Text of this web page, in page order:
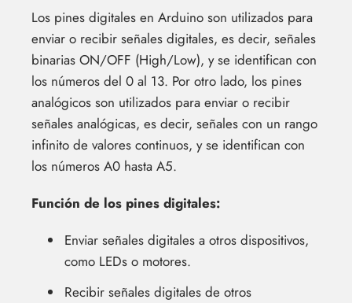
Los pines digitales en Arduino son utilizados para
enviar o recibir señales digitales, es decir, señales
binarias ON/OFF (High/Low), y se identifican con
los números del 0 al 13. Por otro lado, los pines
analógicos son utilizados para enviar o recibir
señales analógicas, es decir, señales con un rango
infinito de valores continuos, y se identifican con
los números A0 hasta A5.
Función de los pines digitales:
Enviar señales digitales a otros dispositivos,
como LEDs o motores.
Recibir señales digitales de otros